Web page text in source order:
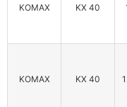
KOMAX KX 40
KOMAX KX 40